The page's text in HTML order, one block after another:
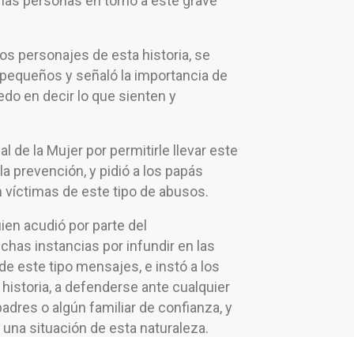
personajes de esta historia, se
y señaló la importancia de
en decir lo que sienten y
de la Mujer por permitirle llevar este
prevención, y pidió a los papás
de este tipo de abusos.
acudió por parte del
instancias por infundir en las
este tipo mensajes, e instó a los
a defenderse ante cualquier
o algún familiar de confianza, y
situación de esta naturaleza.